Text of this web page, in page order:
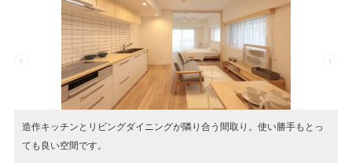
売りたい
空間デザイン事例
6つの強み
会社概要
造作キッチンとリビングダイニングが隣り合う間取り。使い勝手もとっ
ても良い空間です。